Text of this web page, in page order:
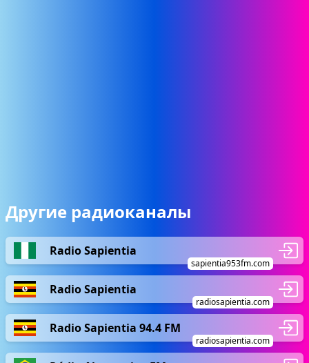
Другие радиоканалы
Radio Sapientia
sapientia953fm.com
Radio Sapientia
radiosapientia.com
Radio Sapientia 94.4 FM
radiosapientia.com